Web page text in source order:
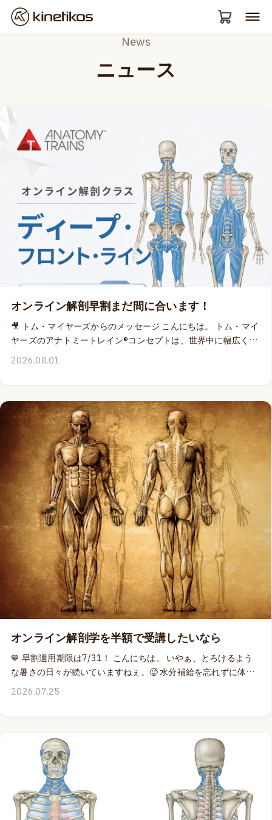
News
ニュース
オンライン解剖早割まだ間に合います！
🎥 トム・マイヤーズからのメッセージ こんにちは。 トム・マイ
ヤーズのアナトミートレイン®コンセプトは、世界中に幅広く伝
わっていて、インターネット上には、直接トムから学んだこと
テラシーの低さ加減にがっかりはしますが、と同時に、「アナ
トミートレイン®」を、まるで一般名詞であるかのように、ここ
まで広めてしまったトムは、すごいよなぁ、とも思います。🌍
そのトム・マイヤーズが解説を提供する「アナトミートレイン®
ディープフロントライン」のオンライン解剖クラスの開催が、8
月15&16日の週末に近づいてまいりました。そしてトムからの
ビデオメッセージもつい昨日届きました。 😄 2年ぶりにオンラ
イン解剖クラスの解説に戻ってくるトムは、ワクワクしすぎて
日程を言い間違えてはいますが、間違いなく8/15&16のライブ
配信でございます。 ✨ トムのビデオが、早期申込割引
（¥43,978 → ¥21,989）の適用期限の前々日に届いてしまった
ので、このビデオを見て「よし！」と申し込みを決意される
方々に手を差し延べるべく、早割適用期限を8月3日（月）の
23:59まで3日間延長させていただくことにいたしました。
15&16日のライブ配信時に参加できなくても、配信後に編集を
終えて提供されるアーカイブビデオに30日間、何度でもアクセ
スできますから、安心してお申し込みいただけます。 🦴 今回の
アがどのような新しい観点からの解剖を見せてくれるのか？私
自身、期待にワクワクしつつ、そろそろ通訳としての準備を始
めなければならないぞ、と気合を入れ始めております。 💻 オン
2026.08.01
オンライン解剖学を半額で受講したいなら
💙 早割適用期限は7/31！ こんにちは。 いやぁ、とろけるよう
な暑さの日々が続いていますねぇ。🥵 水分補給を忘れずに体調
管理をしっかりしなきゃぁ！という今の時期に、もう一つ忘れ
ロント・ライン」は、舌から足趾まで繋がるファシアの連結で
す。🦴 このラインをそっくりそのままオンライン解剖で確認す
ることができる2日間、各日3時間ずつ、合計6時間の最高に素
晴らしいクラスを、なぁんと、なんと、通常参加価格の50%オ
フで申し込める（¥43,978 → ¥21,989）の早割適用期限が7月
31日23:59に迫ってまいりました。✨ 📺 ライブ参加できないと
2026.07.25